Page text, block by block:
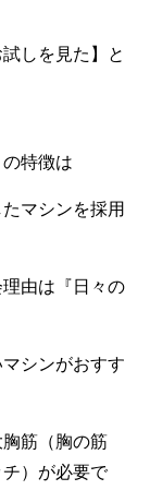
しを見た】と
特徴は
マシンを採用
由は『日々の
シンがおすす
筋（胸の筋
）が必要で